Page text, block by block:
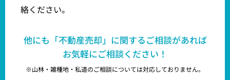
絡ください。
他にも「不動産売却」に関するご相談があれば
お気軽にご相談ください！
※山林・雑種地・私道のご相談については対応しておりません。